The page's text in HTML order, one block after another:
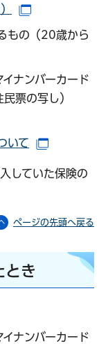
もの（20歳から
ナンバーカード
票の写し）
いて
していた保険の
ページの先頭へ戻る
とき
ナンバーカード